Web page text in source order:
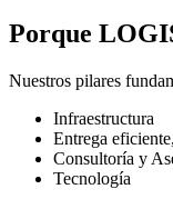
Porque
Nuestros pilares
Infraestructura
Entrega
Consultoría y
Tecnología